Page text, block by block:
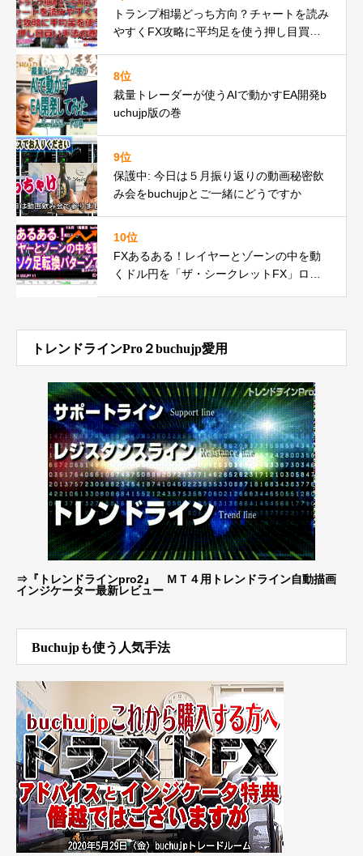
トランプ相場どっち方向？チャートを読み
やすくFX攻略に平均足を使う押し目買い
8位
裁量トレーダーが使うAIで動かすEA開発b
uchujp版の巻
9位
保護中: 今日は５月振り返りの動画秘密飲
み会をbuchujpとご一緒にどうですか
10位
FXあるある！レイヤーとゾーンの中を動
くドル円を「ザ・シークレットFX」ロー
トレンドラインPro２buchujp愛用
⇒ 『トレンドラインpro2』 ＭＴ４用トレンドライン自動描画
インジケーター最新レビュー
Buchujpも使う人気手法